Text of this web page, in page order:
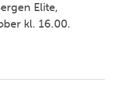
Elite,
kl. 16.00.